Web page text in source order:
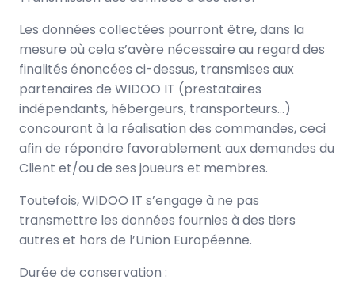
Les données collectées pourront être, dans la
mesure où cela s’avère nécessaire au regard des
finalités énoncées ci-dessus, transmises aux
partenaires de WIDOO IT (prestataires
indépendants, hébergeurs, transporteurs…)
concourant à la réalisation des commandes, ceci
afin de répondre favorablement aux demandes du
Client et/ou de ses joueurs et membres.
Toutefois, WIDOO IT s’engage à ne pas
transmettre les données fournies à des tiers
autres et hors de l’Union Européenne.
Durée de conservation :